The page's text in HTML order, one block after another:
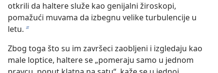
otkrili da haltere služe kao genijalni žiroskopi,
pomažući muvama da izbegnu velike turbulencije u
letu. b
Zbog toga što su im završeci zaobljeni i izgledaju kao
male loptice, haltere se „pomeraju samo u jednom